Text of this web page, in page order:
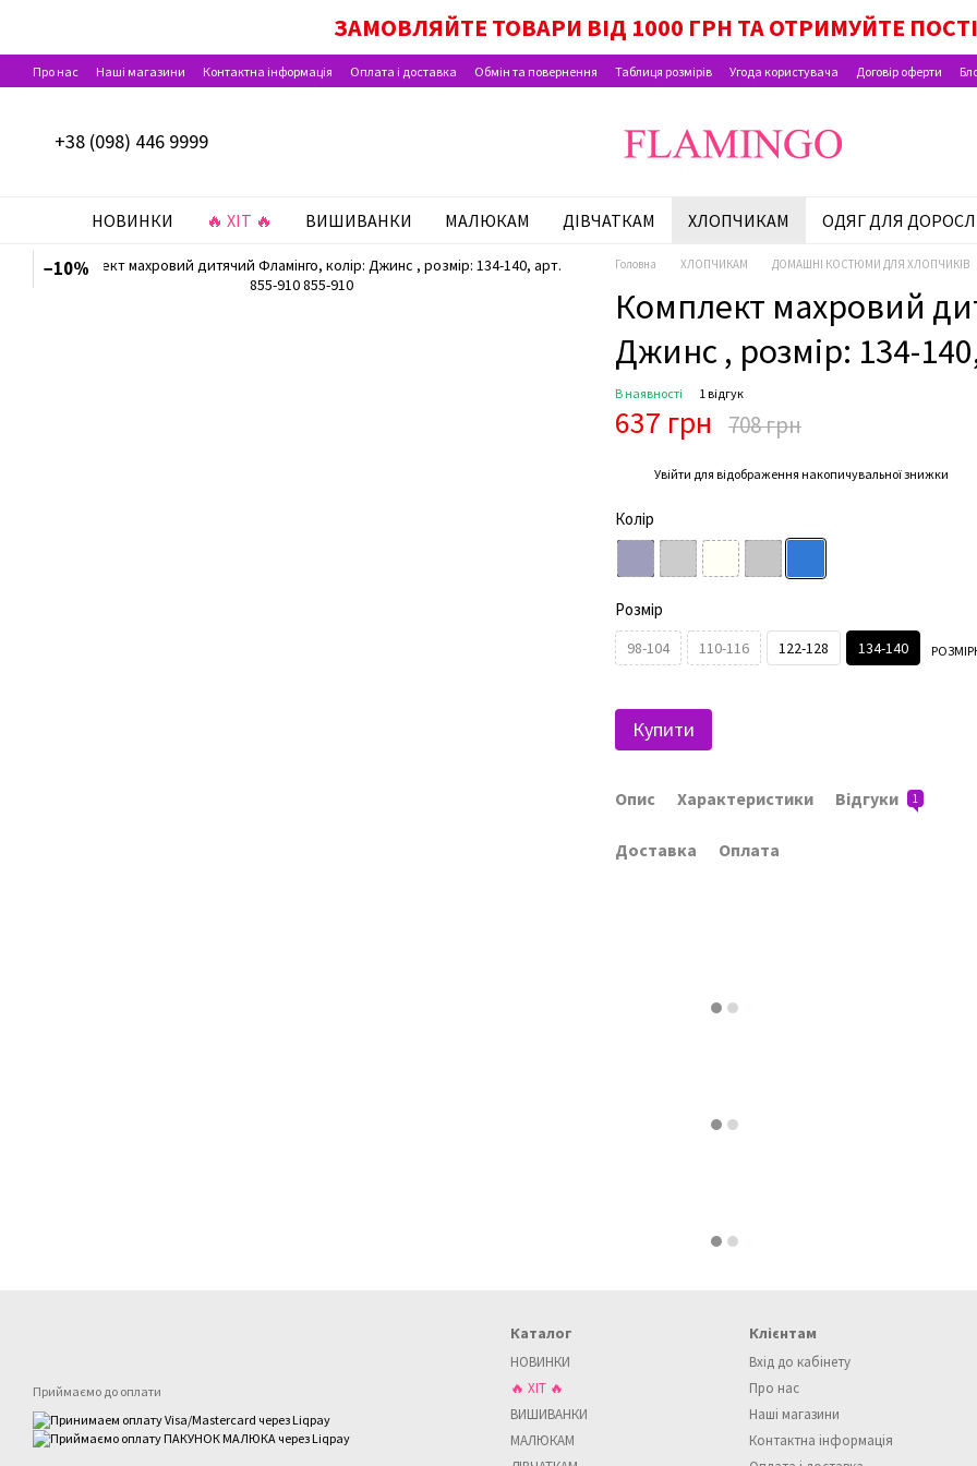
ЗАМОВЛЯЙТЕ ТОВАРИ ВІД 1000 ГРН ТА ОТРИМУЙТЕ
Про нас Наші магазини Контактна інформація Оплата і доставка Обмін та повернення Таблиця розмірів Угода користувача Договір оферти
Відгуки про магазин
+38 (098) 446 9999
НОВИНКИ 🔥 ХІТ 🔥 ВИШИВАНКИ МАЛЮКАМ ДІВЧАТКАМ ХЛОПЧИКАМ ОДЯГ ДЛЯ
−10% Головна ХЛОПЧИКАМ ДОМАШНІ КОСТЮМИ ДЛЯ ХЛОПЧИКІВ
Комплект махровий
Джинс , розмір: 134-
В наявності 1 відгук
637 грн 708 грн
Увійти для відображення накопичувальної знижки
Колір
Розмір
98-104 110-116 122-128 134-140
Купити
Опис Характеристики Відгуки 1
Доставка Оплата
Приймаємо до оплати
Каталог
НОВИНКИ
🔥 ХІТ 🔥
ВИШИВАНКИ
МАЛЮКАМ
Клієнтам
Вхід до кабінету
Про нас
Наші магазини
Контактна інформація